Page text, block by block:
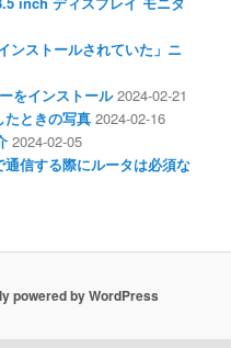
ンストールされていた」ニ
をインストール 2024-02-21
たときの写真 2024-02-16
2024-02-05
信する際にルータは必須な
powered by WordPress